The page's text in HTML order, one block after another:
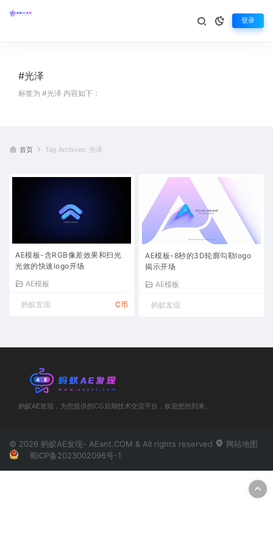
登录
#光泽
标签为 #光泽 内容如下：
首页 Tag Archives: 光泽
AE模板-含RGB像差效果和扫光
光效的快速logo开场
AE模板
蚂蚁发现 C币
AE模板-8秒的3D轮廓勾勒logo
揭示开场
AE模板
蚂蚁发现
蚂蚁AE发现，为您提供的CG后期技术交流平台，欢迎您的到来。
© 2026 蚂蚁AE发现- AEant.COM & All rights reserved
网站地图
蜀ICP备2023002096号-1